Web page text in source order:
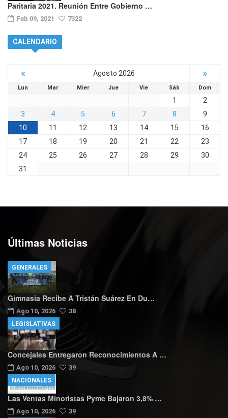
Paritaria 2021. Reunión Entre Gobierno …
Feb 09, 2021 7322
CALENDARIO
« Agosto 2026 »
Lun Mar Mier Jue Vie Sáb Dom
1
2
3
4 5 6 7 8
9
10
11 12 13 14 15
16
17
18 19 20 21 22
23
24
25 26 27 28 29
30
31
Últimas Noticias
Gimnasia Recibe A Tristán Suárez En Du…
Ago 10, 2026 38
GENERALES
Concejales Entregaron Reconocimientos A …
Ago 10, 2026 39
LEGISLATIVAS
Las Ventas Minoristas Pyme Bajaron 3,8% …
Ago 10, 2026 39
NACIONALES